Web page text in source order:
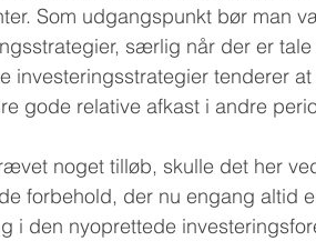
Som udgangspunkt bør man
særlig når der er
investeringsstrategier tenderer
gode relative afkast i andre
noget tilløb, skulle det her
forbehold, der nu engang altid
i den nyoprettede